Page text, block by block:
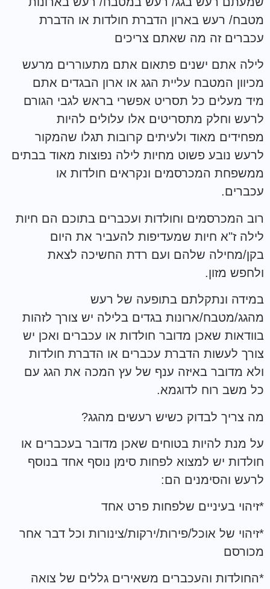
מטבח/ רעש בארון הדברת חולדות או הדברת
עכברים זה מה שאתם צריכים
לילה אתם ישנים פתאום אתם מתעוררים מרעש
מכיוון המטבח עליית הגג או ארון הבגדים אתם
מיד מעלים כל תסריט אפשרי בראש לגבי הגורם
לרעש וחלק מתסריטים אלו עלולים להיות
מפחידים מאוד ולעיתים קרובות תגלו שהמקור
לרעש נובע פשוט מחיות לילה נפוצות מאוד בבתים
ממשפחת המכרסמים ונקראים חולדות או
עכברים.
רוב המכרסמים וחולדות ועכברים בתוכם הם חיות
לילה ז"א חיות שמעדיפות להעביר את היום
בקן/מחילה שלהם ועם רדת החשיכה לצאת
ולחפש מזון.
במידה ונתקלתם בתופעה של רעש
מהגג/מטבח/ארונות בגדים בלילה יש צורך לזהות
בוודאות שאכן מדובר חולדות או עכברים ואכן יש
צורך לעשות הדברת עכברים או הדברת חולדות
ולא מדובר באיזה ענף של עץ המכה את הגג עם
כל משב רוח לדוגמא.
מה צריך לבדוק כשיש רעשים מהגג?
על מנת להיות בטוחים שאכן מדובר בעכברים או
חולדות יש למצוא לפחות סימן נוסף אחד בנוסף
לרעש והסימנים הם:
*זיהוי בעיניים שלפחות פרט אחד
*זיהוי של אוכל/פירות/ירקות/צינורות וכל דבר אחר
מכורסם
*החולדות והעכברים משאירים גללים של צואה